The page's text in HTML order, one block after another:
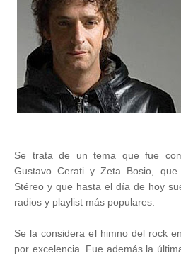
Se trata de un tema que fue
Gustavo Cerati y Zeta Bosio,
Stéreo y que hasta el día de hoy
radios y playlist más populares.
Se la considera el himno del rock
por excelencia. Fue además la